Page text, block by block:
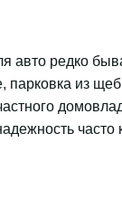
авто редко
из